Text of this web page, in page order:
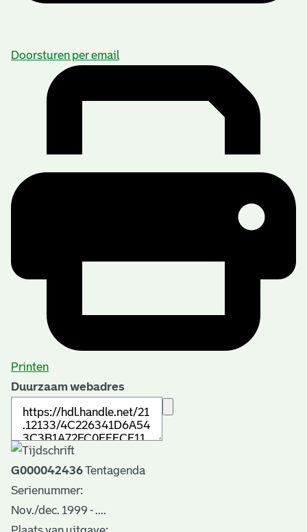
Doorsturen per email
Printen
Duurzaam webadres
G000042436Tentagenda
Serienummer:
Nov./dec. 1999 - ....